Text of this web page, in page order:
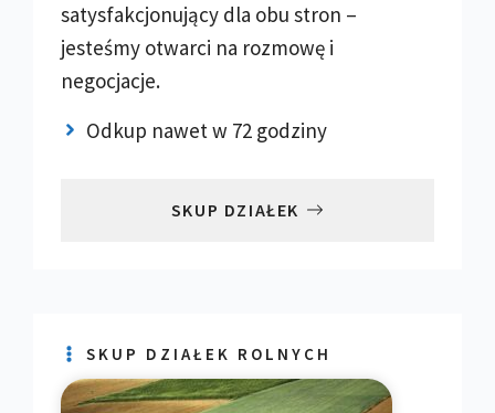
satysfakcjonujący dla obu stron –
jesteśmy otwarci na rozmowę i
negocjacje.
Odkup nawet w 72 godziny
SKUP DZIAŁEK
SKUP DZIAŁEK ROLNYCH